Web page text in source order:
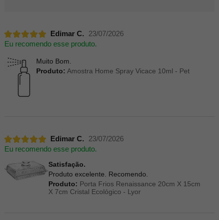
Edimar C.
23/07/2026
Eu recomendo esse produto.
Muito Bom.
Produto: Amostra Home Spray Vicace 10ml - Pet
Edimar C.
23/07/2026
Eu recomendo esse produto.
Satisfação.
Produto excelente. Recomendo.
Produto: Porta Frios Renaissance 20cm X 15cm
X 7cm Cristal Ecológico - Lyor